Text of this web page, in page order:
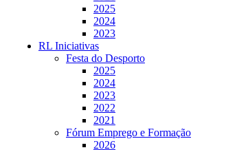
2025
2024
2023
RL Iniciativas
Festa do Desporto
2025
2024
2023
2022
2021
Fórum Emprego e Formação
2026